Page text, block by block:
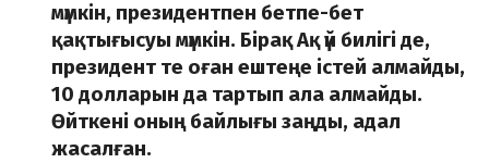
мүмкін, президентпен бетпе-бет
қақтығысуы мүмкін. Бірақ Ақ үй билігі де,
президент те оған ештеңе істей алмайды,
10 долларын да тартып ала алмайды.
Өйткені оның байлығы заңды, адал
жасалған.